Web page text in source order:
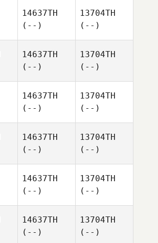
14637TH
(--)
13704TH
(--)
14637TH
(--)
13704TH
(--)
14637TH
(--)
13704TH
(--)
14637TH
(--)
13704TH
(--)
14637TH
(--)
13704TH
(--)
14637TH
(--)
13704TH
(--)